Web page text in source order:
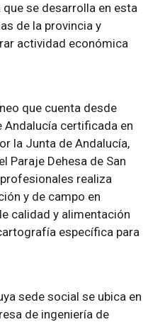
se desarrolla en esta
de la provincia y
actividad económica
que cuenta desde
Andalucía certificada en
la Junta de Andalucía,
Paraje Dehesa de San
realiza
y de campo en
calidad y alimentación
específica para
sede social se ubica en
de ingeniería de